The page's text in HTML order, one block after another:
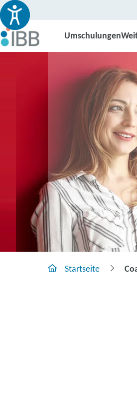
Umschulungen
Startseite